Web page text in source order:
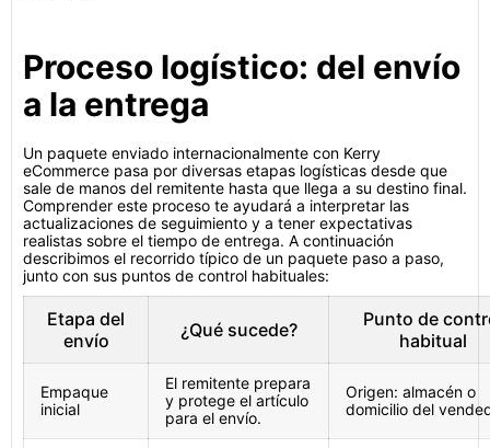
Proceso logístico: del envío
a la entrega
Un paquete enviado internacionalmente con Kerry
eCommerce pasa por diversas etapas logísticas desde que
sale de manos del remitente hasta que llega a su destino final.
Comprender este proceso te ayudará a interpretar las
actualizaciones de seguimiento y a tener expectativas
realistas sobre el tiempo de entrega. A continuación
describimos el recorrido típico de un paquete paso a paso,
junto con sus puntos de control habituales:
Etapa del
envío
¿Qué sucede?
Punto de
habitual
Empaque
inicial
El remitente prepara
y protege el artículo
para el envío.
Origen: almacén o
domicilio del